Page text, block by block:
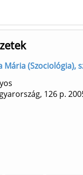
(Szociológia),
126 p.